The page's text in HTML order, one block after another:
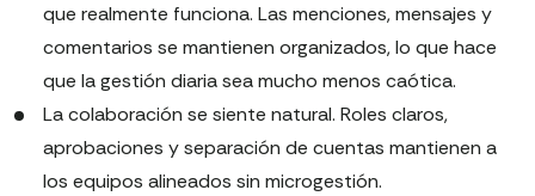
que realmente funciona. Las menciones, mensajes y
comentarios se mantienen organizados, lo que hace
que la gestión diaria sea mucho menos caótica.
La colaboración se siente natural. Roles claros,
aprobaciones y separación de cuentas mantienen a
los equipos alineados sin microgestión.